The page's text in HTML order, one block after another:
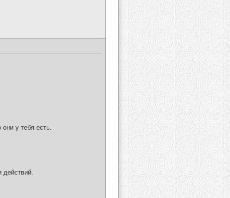
у тебя есть.
действий.